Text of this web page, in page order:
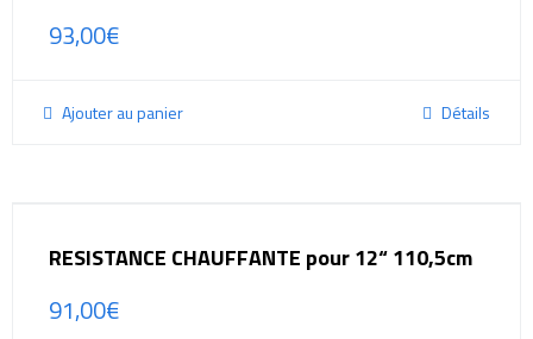
93,00€
Ajouter au panier Détails
RESISTANCE CHAUFFANTE pour 12“ 110,5cm
91,00€